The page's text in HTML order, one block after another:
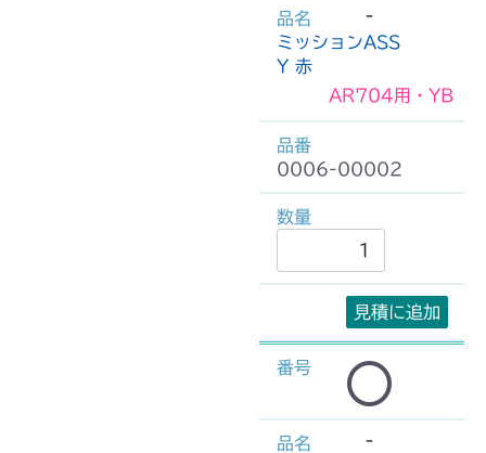
-
ミッションASS
Y 赤
AR704用・YB
0006-00002
見積に追加
-